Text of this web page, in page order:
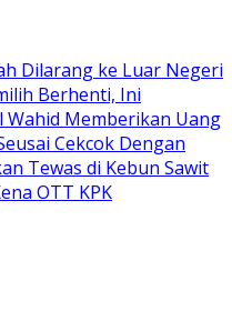
Dilarang ke Luar Negeri
Berhenti, Ini
Wahid Memberikan Uang
Cekcok Dengan
Tewas di Kebun Sawit
OTT KPK